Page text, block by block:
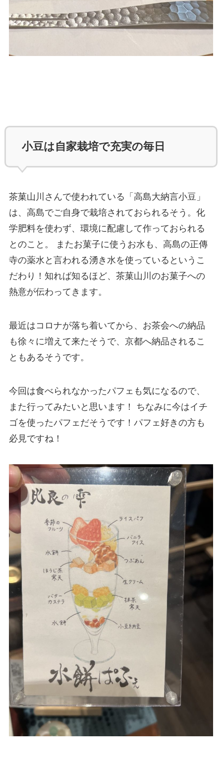
小豆は自家栽培で充実の毎日
茶菓山川さんで使われている「高島大納言小豆」
は、高島でご自身で栽培されておられるそう。化
学肥料を使わず、環境に配慮して作っておられる
とのこと。 またお菓子に使うお水も、高島の正傳
寺の薬水と言われる湧き水を使っているというこ
だわり！知れば知るほど、茶菓山川のお菓子への
熱意が伝わってきます。
最近はコロナが落ち着いてから、お茶会への納品
も徐々に増えて来たそうで、京都へ納品されるこ
ともあるそうです。
今回は食べられなかったパフェも気になるので、
また行ってみたいと思います！ ちなみに今はイチ
ゴを使ったパフェだそうです！パフェ好きの方も
必見ですね！